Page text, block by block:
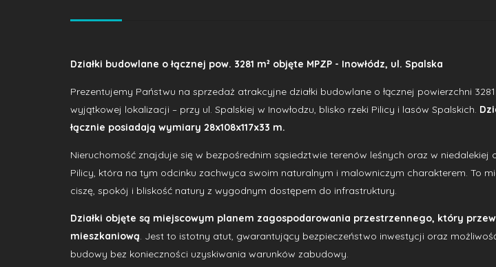
Działki budowlane o łącznej pow. 3281 m² objęte MPZP - Inowłódz, ul. Spalska
Prezentujemy Państwu na sprzedaż atrakcyjne działki budowlane o łącznej powierzchni 3281
wyjątkowej lokalizacji – przy ul. Spalskiej w Inowłodzu, blisko rzeki Pilicy i lasów Spalskich.
łącznie posiadają wymiary 28x108x117x33 m.
Nieruchomość znajduje się w bezpośrednim sąsiedztwie terenów leśnych oraz w niedalekiej
Pilicy, która na tym odcinku zachwyca swoim naturalnym i malowniczym charakterem. To
ciszę, spokój i bliskość natury z wygodnym dostępem do infrastruktury.
Działki objęte są miejscowym planem zagospodarowania przestrzennego, który
mieszkaniową. Jest to istotny atut, gwarantujący bezpieczeństwo inwestycji oraz
budowy bez konieczności uzyskiwania warunków zabudowy.